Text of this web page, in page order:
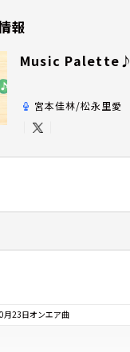
報
Music Palette♪
宮本佳林/松永里愛
23日オンエア曲